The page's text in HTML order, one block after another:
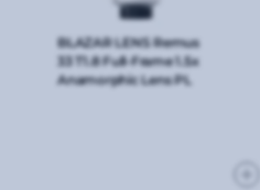
BLAZAR LENS Remus
33 T1.8 Full-Frame 1.5x
Anamorphic Lens PL